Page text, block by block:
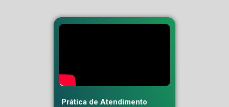
Prática de Atendimento